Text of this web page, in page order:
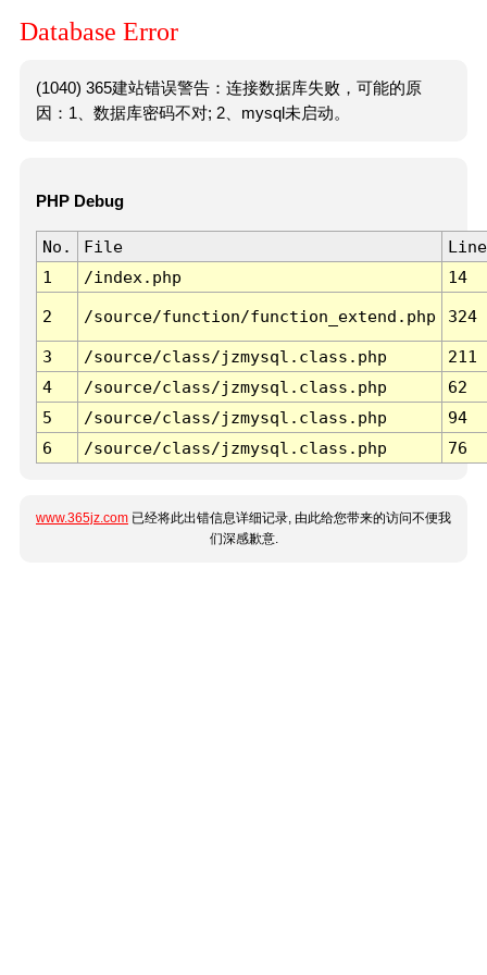
Database Error
(1040) 365建站错误警告：连接数据库失败，可能的原
因：1、数据库密码不对; 2、mysql未启动。
PHP Debug
No. File
Line
1
/index.php 14
2 /source/function/function_extend.php 324
3 /source/class/jzmysql.class.php
211
4
/source/class/jzmysql.class.php
62
5
/source/class/jzmysql.class.php
94
6
/source/class/jzmysql.class.php 76
www.365jz.com 已经将此出错信息详细记录, 由此给您带来的访问不便我
们深感歉意.